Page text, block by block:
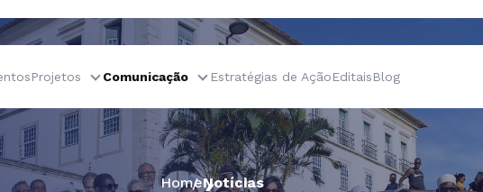
Projetos Comunicação Estratégias de AçãoEditaisBlog
HomeNotícias